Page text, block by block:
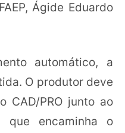
Ágide Eduardo
automático, a
O produtor deve
CAD/PRO junto ao
que encaminha o